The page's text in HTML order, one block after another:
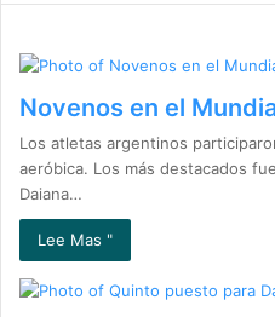
Novenos en el
Los atletas argentinos
aeróbica. Los más destacados
Daiana…
Lee Mas "